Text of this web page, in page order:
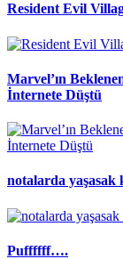
Resident Evil
Marvel’ın
İnternete Düştü
notalarda yaşasak
Puffffff….